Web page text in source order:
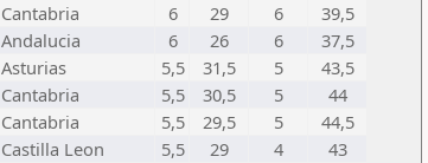
Cantabria 6 29 6
39,5
Andalucia 6 26 6
37,5
Asturias 5,5 31,5 5
43,5
Cantabria 5,5 30,5 5
44
Cantabria 5,5 29,5 5
44,5
Castilla Leon 5,5 29 4
43